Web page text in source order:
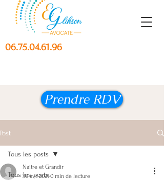
06.75.04.61.96
Prendre RDV
Post
Tous les posts
Tous les posts
Naitre et Grandir
30 avr. 2021 0 min de lecture